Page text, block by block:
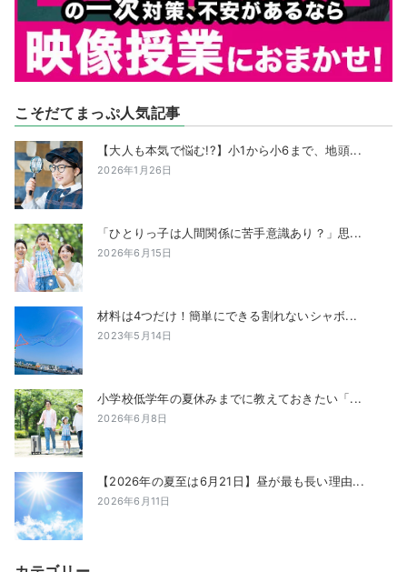
こそだてまっぷ人気記事
【大人も本気で悩む!?】小1から小6まで、地頭...
2026年1月26日
「ひとりっ子は人間関係に苦手意識あり？」思...
2026年6月15日
材料は4つだけ！簡単にできる割れないシャボ...
2023年5月14日
小学校低学年の夏休みまでに教えておきたい「...
2026年6月8日
【2026年の夏至は6月21日】昼が最も長い理由...
2026年6月11日